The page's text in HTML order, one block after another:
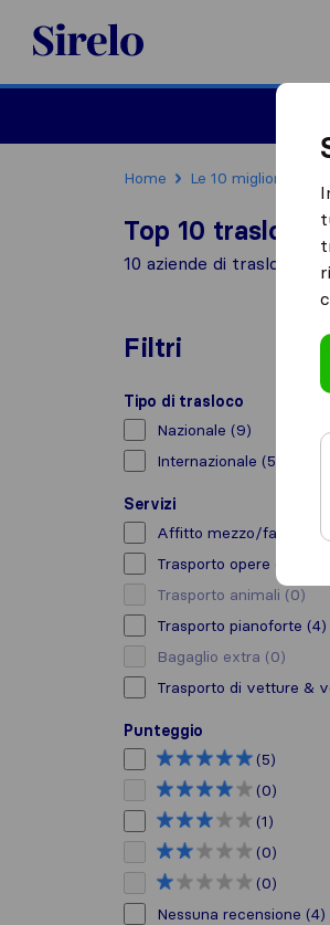
Sirelo.it
Home Le 10 migliori
Top 10
10 aziende di traslochi
Filtri
Tipo di trasloco
Nazionale (9)
Internazionale (5)
Servizi
Affitto mezzo/facchino
Trasporto opere d’arte
Trasporto animali (0)
Trasporto pianoforte (4)
Bagaglio extra (0)
Trasporto di vetture &
Punteggio
(5)
(0)
(1)
(0)
(0)
Nessuna recensione (4)